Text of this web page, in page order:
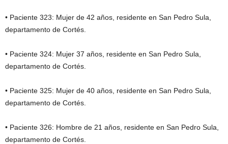
• Paciente 323: Mujer de 42 años, residente en San Pedro Sula,
departamento de Cortés.
• Paciente 324: Mujer 37 años, residente en San Pedro Sula,
departamento de Cortés.
• Paciente 325: Mujer de 40 años, residente en San Pedro Sula,
departamento de Cortés.
• Paciente 326: Hombre de 21 años, residente en San Pedro Sula,
departamento de Cortés.